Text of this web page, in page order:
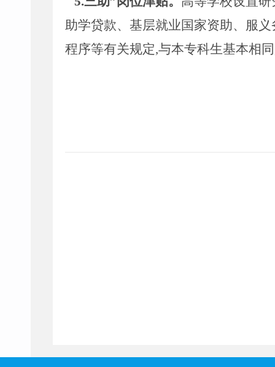
助学贷款、基层就业国家资助、服
程序等有关规定,与本专科生基本相同